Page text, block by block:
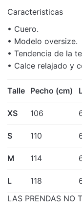
Caracteristicas
•⁠ ⁠Cuero.
•⁠ ⁠Modelo oversize.
•⁠ ⁠Tendencia de la
•⁠ ⁠Calce relajado y
Talle Pecho (cm)
XS 106
S 110
M 114
L 118
LAS PRENDAS NO
Talle